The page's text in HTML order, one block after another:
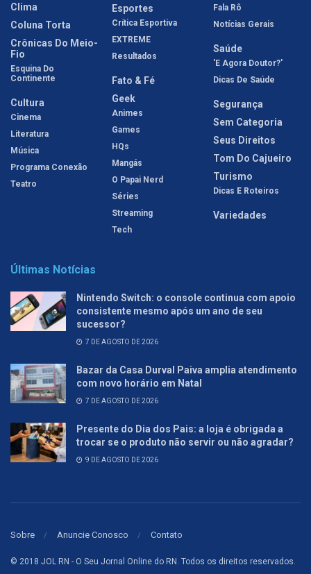
Clima
Coluna Torta
Crônicas Do Meio-
Fio
Esquina Do
Continente
Cultura
Cinema
Literatura
Música
Programa Conexão
Teatro
Esportes
Crítica Esportiva
EXTREME
Resultados
Fato & Fé
Geek
Animes
Games
HQs
Mangás
O Papai Nerd
Séries
Streaming
Tech
Fala Rô
Notícias Gerais
Saúde
'E Agora Doutor?'
Dicas De Saúde
Segurança
Sem Categoria
Seus Direitos
Tom Do Cajueiro
Turismo
Dicas E Roteiros
Variedades
Últimas Notícias
Nintendo Switch: o console continua com apoio
consistente mesmo após um ano de seu
sucessor?
7 DE AGOSTO DE 2026
Bazar da Casa Durval Paiva amplia atendimento
com novo horário em Natal
7 DE AGOSTO DE 2026
Presente do Dia dos Pais: a loja é obrigada a
trocar se o produto não servir ou não agradar?
9 DE AGOSTO DE 2026
Sobre Anuncie Conosco Contato
© 2018 JOL RN - O Seu Jornal Online do RN. Todos os direitos reservados.